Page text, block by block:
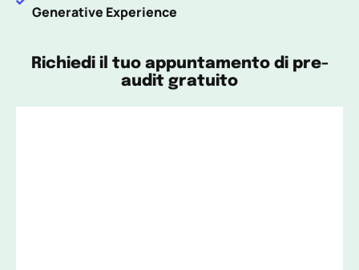
Generative Experience
Richiedi il tuo appuntamento di pre-
audit gratuito